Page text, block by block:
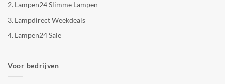
2. Lampen24 Slimme Lampen
3. Lampdirect Weekdeals
4. Lampen24 Sale
Voor bedrijven